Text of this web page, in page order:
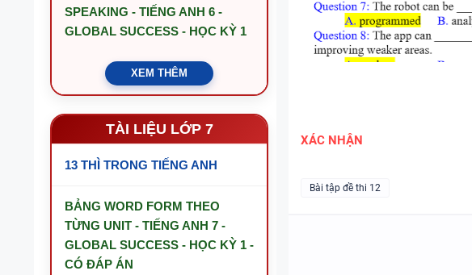
SPEAKING - TIẾNG ANH 6 -
GLOBAL SUCCESS - HỌC KỲ 1
XEM THÊM
TÀI LIỆU LỚP 7
13 THÌ TRONG TIẾNG ANH
BẢNG WORD FORM THEO
TỪNG UNIT - TIẾNG ANH 7 -
GLOBAL SUCCESS - HỌC KỲ 1 -
CÓ ĐÁP ÁN
XÁC NHẬN
Bài tập đề thi 12